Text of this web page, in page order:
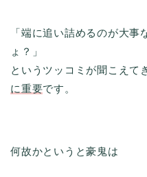
「端に追い詰めるのが大
ょ？」
というツッコミが聞こえて
に重要です。
何故かというと豪鬼は